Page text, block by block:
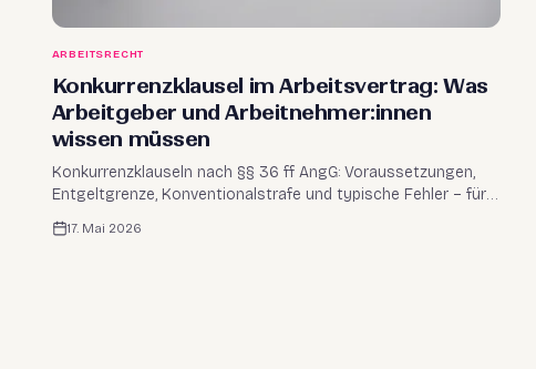
ARBEITSRECHT
Konkurrenzklausel im Arbeitsvertrag: Was
Arbeitgeber und Arbeitnehmer:innen
wissen müssen
Konkurrenzklauseln nach §§ 36 ff AngG: Voraussetzungen,
Entgeltgrenze, Konventionalstrafe und typische Fehler – für
Arbeitgeber und Arbeitnehmer:innen in Österreich.
17. Mai 2026